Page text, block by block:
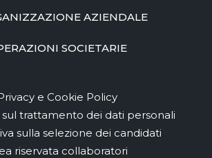
AZIENDALE
SOCIETARIE
e Cookie Policy
trattamento dei dati personali
sulla selezione dei candidati
riservata collaboratori